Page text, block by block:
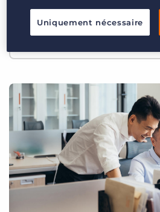
logiciels de recrutement
SMS pour les agences
Uniquement nécessaire